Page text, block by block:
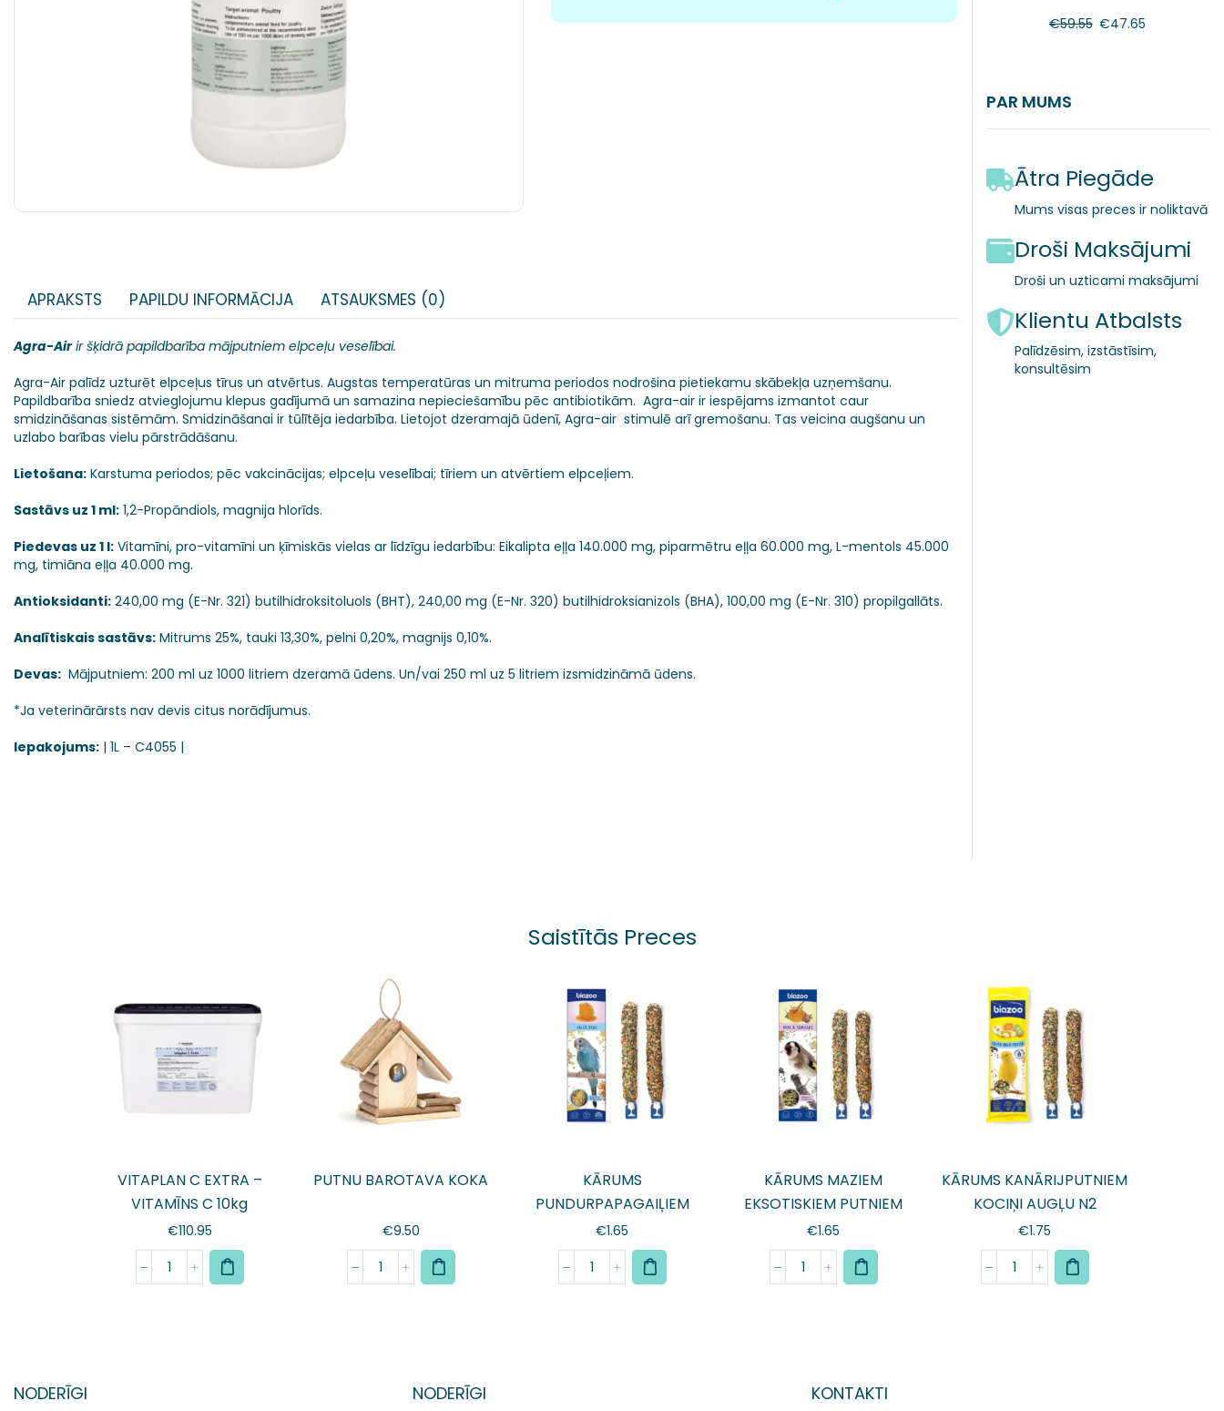
APRAKSTS PAPILDU INFORMĀCIJA ATSAUKSMES (0)
Agra-Airir šķidrā papildbarība mājputniem elpceļu veselībai.
Agra-Air palīdz uzturēt elpceļus tīrus un atvērtus. Augstas temperatūras un mitruma periodos nodrošina pietiekamu skābekļa uzņemšanu.
Papildbarība sniedz atvieglojumu klepus gadījumā un samazina nepieciešamību pēc antibiotikām. Agra-air ir iespējams izmantot caur
smidzināšanas sistēmām. Smidzināšanai ir tūlītēja iedarbība. Lietojot dzeramajā ūdenī, Agra-air stimulē arī gremošanu. Tas veicina augšanu un
uzlabo barības vielu pārstrādāšanu.
Lietošana: Karstuma periodos; pēc vakcinācijas; elpceļu veselībai; tīriem un atvērtiem elpceļiem.
Sastāvs uz 1 ml: 1,2-Propāndiols, magnija hlorīds.
Piedevas uz 1 l: Vitamīni, pro-vitamīni un ķīmiskās vielas ar līdzīgu iedarbību: Eikalipta eļļa 140.000 mg, piparmētru eļļa 60.000 mg, L-mentols 45.000
mg, timiāna eļļa 40.000 mg.
Antioksidanti: 240,00 mg (E-Nr. 321) butilhidroksitoluols (BHT), 240,00 mg (E-Nr. 320) butilhidroksianizols (BHA), 100,00 mg (E-Nr. 310) propilgallāts.
Analītiskais sastāvs: Mitrums 25%, tauki 13,30%, pelni 0,20%, magnijs 0,10%.
Devas: Mājputniem: 200 ml uz 1000 litriem dzeramā ūdens. Un/vai 250 ml uz 5 litriem izsmidzināmā ūdens.
*Ja veterinārārsts nav devis citus norādījumus.
Iepakojums: | 1L – C4055 |
€59.55 €47.65
PAR MUMS
Ātra Piegāde
Mums visas preces ir noliktavā
Droši Maksājumi
Droši un uzticami maksājumi
Klientu Atbalsts
Palīdzēsim, izstāstīsim,
konsultēsim
Saistītās Preces
VITAPLAN C EXTRA –
VITAMĪNS C 10kg
€110.95
PUTNU BAROTAVA KOKA
€9.50
KĀRUMS
PUNDURPAPAGAIĻIEM
KOCIŅI JELLY MEDUS N2
€1.65
KĀRUMS MAZIEM
EKSOTISKIEM PUTNIEM
KOCIŅI MEDUS N2
€1.65
KĀRUMS KANĀRIJPUTNIEM
KOCIŅI AUGĻU N2
€1.75
NODERĪGI NODERĪGI KONTAKTI